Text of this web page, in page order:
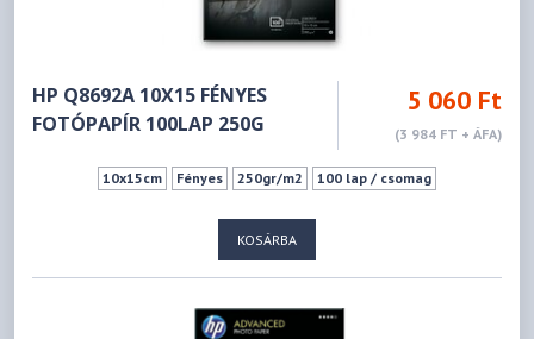
HP Q8692A 10X15 FÉNYES
FOTÓPAPÍR 100LAP 250G
5 060 Ft
(3 984 FT + ÁFA)
10x15cm Fényes 250gr/m2 100 lap / csomag
KOSÁRBA